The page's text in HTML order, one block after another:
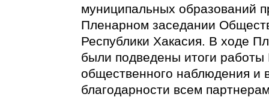
муниципальных образований
Пленарном заседании
Республики Хакасия. В ходе
были подведены итоги работы
общественного наблюдения и
благодарности всем